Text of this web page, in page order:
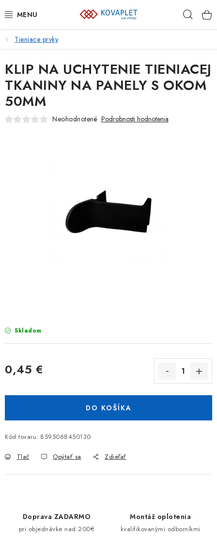
na
PLETIVÁ
BRÁNY A BRÁNKY
GABIÓNY
ZVÁRANÉ PANELY A SIETE
PRVKY NAJVYŠŠEJ OCHRANY
Obchodné podmienky
Reklamačný poriadok
Formulár na odstúpenie od zmluvy
Reklamačný formulár
Tieniace prvky
Skladom
0,45 €
DO KOŠÍKA
Kód tovaru: 8595068450130
Tlač Opýtať sa Zdieľať
KLIP NA UCHYTENIE TIENIACEJ
TKANINY NA PANELY S OKOM
50MM
Neohodnotené Podrobnosti hodnotenia
Doprava ZADARMO
pri objednávke nad 200€
Montáž oplotenia
kvalifikovanými odborníkmi